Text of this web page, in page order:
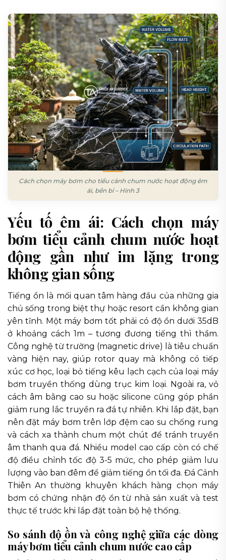
Cách chọn máy bơm cho tiểu cảnh chum nước hoạt động êm
ái, bền bỉ – Hình 3
Yếu tố êm ái: Cách chọn máy
bơm tiểu cảnh chum nước hoạt
động gần như im lặng trong
không gian sống
Tiếng ồn là mối quan tâm hàng đầu của những gia
chủ sống trong biệt thự hoặc resort cần không gian
yên tĩnh. Một máy bơm tốt phải có độ ồn dưới 35dB
ở khoảng cách 1m – tương đương tiếng thì thầm.
Công nghệ từ trường (magnetic drive) là tiêu chuẩn
vàng hiện nay, giúp rotor quay mà không có tiếp
xúc cơ học, loại bỏ tiếng kêu lạch cạch của loại máy
bơm truyền thống dùng trục kim loại. Ngoài ra, vỏ
cách âm bằng cao su hoặc silicone cũng góp phần
giảm rung lắc truyền ra đá tự nhiên. Khi lắp đặt, bạn
nên đặt máy bơm trên lớp đệm cao su chống rung
và cách xa thành chum một chút để tránh truyền
âm thanh qua đá. Nhiều model cao cấp còn có chế
độ điều chỉnh tốc độ 3-5 mức, cho phép giảm lưu
lượng vào ban đêm để giảm tiếng ồn tối đa. Đá Cảnh
Thiên An thường khuyên khách hàng chọn máy
bơm có chứng nhận độ ồn từ nhà sản xuất và test
thực tế trước khi lắp đặt toàn bộ hệ thống.
So sánh độ ồn và công nghệ giữa các dòng
máy bơm tiểu cảnh chum nước cao cấp